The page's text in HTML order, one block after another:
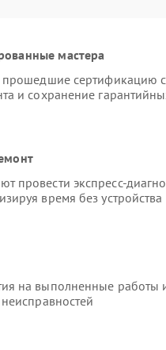
мастера
сертификацию
и сохранение
провести экспресс-
время без устройства
на выполненные работы